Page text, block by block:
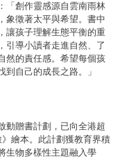
「創作靈感源自雲南雨林
象徵著太平與希望。書中
讓孩子理解生態平衡的重
引導小讀者走進自然、了
然的責任感。希望每個孩
自己的成長之路。」
動贈書計劃，已向全港超
繪本。此計劃獲教育界積
生物多樣性主題融入學